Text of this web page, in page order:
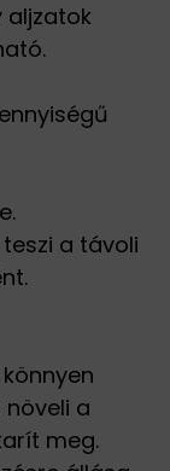
aljzatok
a távoli
a
meg.